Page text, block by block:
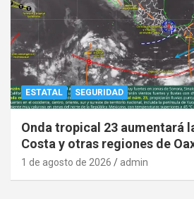
ESTATAL SEGURIDAD
Onda tropical 23 aumentará
Costa y otras regiones de
1 de agosto de 2026 admin